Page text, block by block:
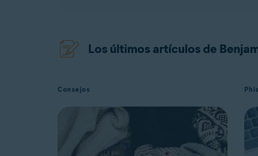
Los últimos artículos de
Consejos